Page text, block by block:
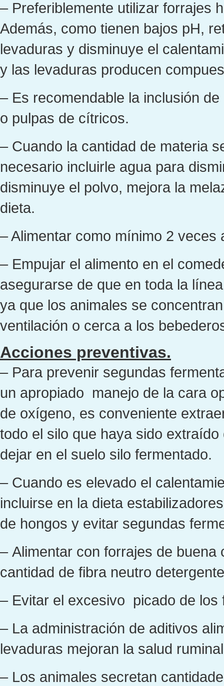
– Preferiblemente utilizar forrajes
Además, como tienen bajos pH,
levaduras y disminuye el
y las levaduras producen
– Es recomendable la inclusión
o pulpas de cítricos.
– Cuando la cantidad de materia
necesario incluirle agua para
disminuye el polvo, mejora la
dieta.
– Alimentar como mínimo 2 veces
– Empujar el alimento en el
asegurarse de que en toda la
ya que los animales se
ventilación o cerca a los
Acciones preventivas.
– Para prevenir segundas
un apropiado manejo de la cara
de oxígeno, es conveniente
todo el silo que haya sido
dejar en el suelo silo fermentado.
– Cuando es elevado el
incluirse en la dieta
de hongos y evitar segundas
– Alimentar con forrajes de
cantidad de fibra neutro
– Evitar el excesivo picado de
– La administración de aditivos
levaduras mejoran la salud
– Los animales secretan